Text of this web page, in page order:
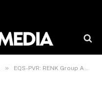
» EQS-PVR: RENK Group AG: Release according to Article 40, Section 1 of the WpHG [the German Securities Trading Act] with the objective of Europe-wide distribution